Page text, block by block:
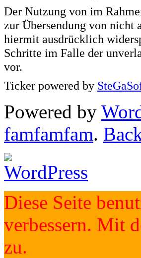
Der Nutzung von im
zur Übersendung von
hiermit ausdrücklich
Schritte im Falle der
vor.
Ticker powered by
Powered by
famfamfam.
Diese Seite
verbessern. Mit
zu.